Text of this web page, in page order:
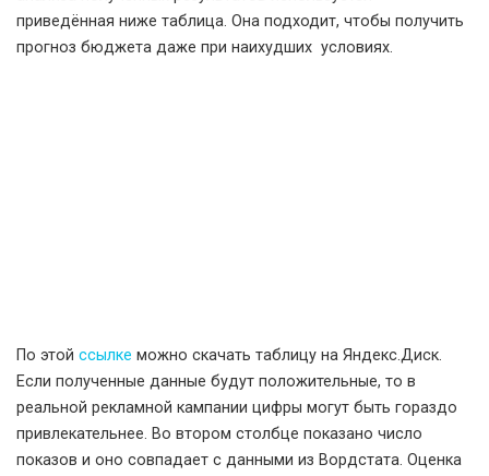
приведённая ниже таблица. Она подходит, чтобы получить
прогноз бюджета даже при наихудших условиях.
По этой ссылке можно скачать таблицу на Яндекс.Диск.
Если полученные данные будут положительные, то в
реальной рекламной кампании цифры могут быть гораздо
привлекательнее. Во втором столбце показано число
показов и оно совпадает с данными из Вордстата. Оценка